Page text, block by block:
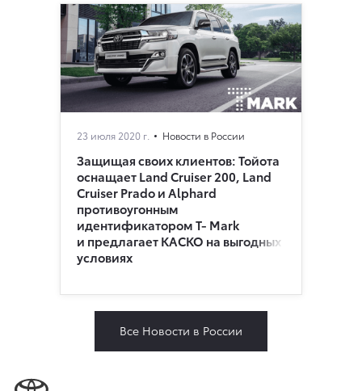
23 июля 2020 г. Новости в России
Защищая своих клиентов: Тойота
оснащает Land Cruiser 200, Land
Cruiser Prado и Alphard
противоугонным
идентификатором Т- Mark
и предлагает КАСКО на выгодных
условиях
Все Новости в России